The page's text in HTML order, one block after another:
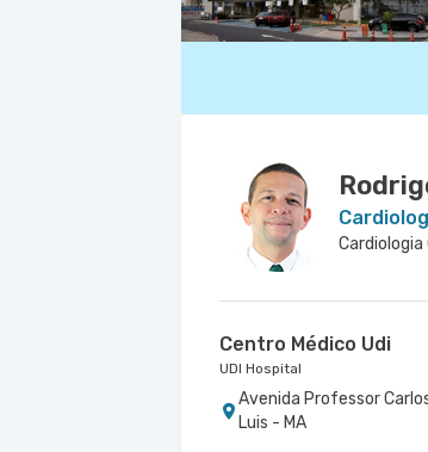
Cardiologia
Centro Médico Udi
UDI Hospital
Avenida Professor
Luis - MA